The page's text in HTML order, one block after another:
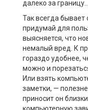
далеко за границу…
Так всегда
придумай для
выясняется, что
немалый вред. К
гораздо удобнее,
можно и
Или взять
заметки, —
приносит он
компьютерную